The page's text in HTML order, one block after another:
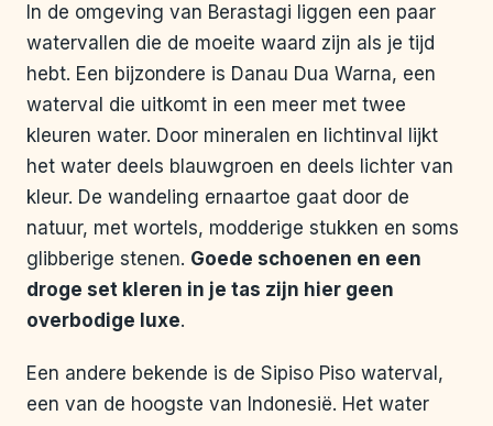
In de omgeving van Berastagi liggen een paar
watervallen die de moeite waard zijn als je tijd
hebt. Een bijzondere is Danau Dua Warna, een
waterval die uitkomt in een meer met twee
kleuren water. Door mineralen en lichtinval lijkt
het water deels blauwgroen en deels lichter van
kleur. De wandeling ernaartoe gaat door de
natuur, met wortels, modderige stukken en soms
glibberige stenen. Goede schoenen en een
droge set kleren in je tas zijn hier geen
overbodige luxe.
Een andere bekende is de Sipiso Piso waterval,
een van de hoogste van Indonesië. Het water